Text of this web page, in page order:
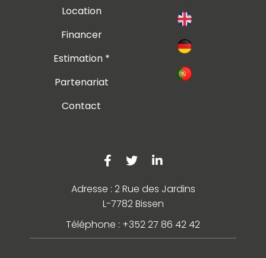
Location
Financer
Estimation *
Partenariat
Contact
Adresse : 2 Rue des Jardins
L-7782 Bissen
Téléphone : +352 27 86 42 42